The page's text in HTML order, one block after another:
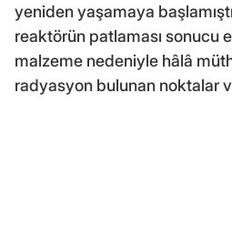
yeniden yaşamaya
reaktörün patlaması sonucu
malzeme nedeniyle hâlâ
radyasyon bulunan noktalar